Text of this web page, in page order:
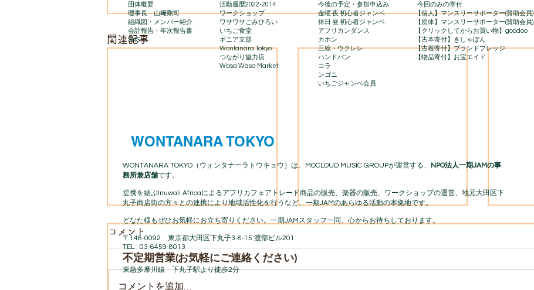
関連記事
コメント
コメントを追加…
団体概要
理事長 山﨑剛司
組織図・メンバー紹介
会計報告​・年次報告書
SNS
​活動履歴2022-2014
ワークショップ
ワサワサごみひろい
いちご食堂
ギニア支部
Wontanara Tokyo
​つながり協力店
Wasa Wasa Market​
今後の予定・参加申込み
金曜 夜 初心者ジャンベ
休日 昼 初心者ジャンベ
アフリカンダンス
カホン
三線・ウクレレ
ハンドパン
コラ
ンゴニ
いちごジャンベ会員
今回のみの寄付
【個人】マンスリーサポーター(賛助会員)
【団体】マンスリーサポーター(賛助会員)
【クリックしてからお買い物】goodoo
【古本寄付】きしゃぽん
【古着寄付】ブランドプレッジ
【物品寄付】お宝エイド
WONTANARA TOKYO
WONTANARA TOKYO（ウォンタナーラトウキョウ）は、MOCLOUD MUSIC GROUPが運営する、
NPO法人一期JAMの事
務所兼店舗です。
提携を結ぶInuwali Africaによるアフリカフェアトレード商品の販売、楽器の販売、ワークショップの運営、地元大田区下
丸子商店街の方々との連携により地域活性化を行うなど、一期JAMのあらゆる活動の本拠地です。
どなた様もぜひお気軽にお立ち寄りください。一期JAMスタッフ一同、心からお待ちしております。
〒146-0092 東京都大田区下丸子3-8-15 渡部ビル201
TEL : 03-6459-8013
不定期営業(お気軽にご連絡ください)
東急多摩川線 下丸子駅より徒歩2分